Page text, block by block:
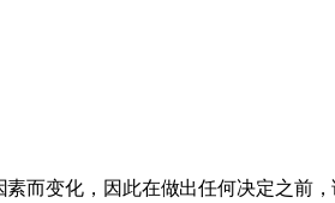
而变化，因此在做出任何决定之前